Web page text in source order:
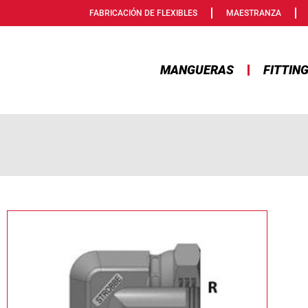
FABRICACIÓN DE FLEXIBLES MAESTRANZA
MANGUERAS